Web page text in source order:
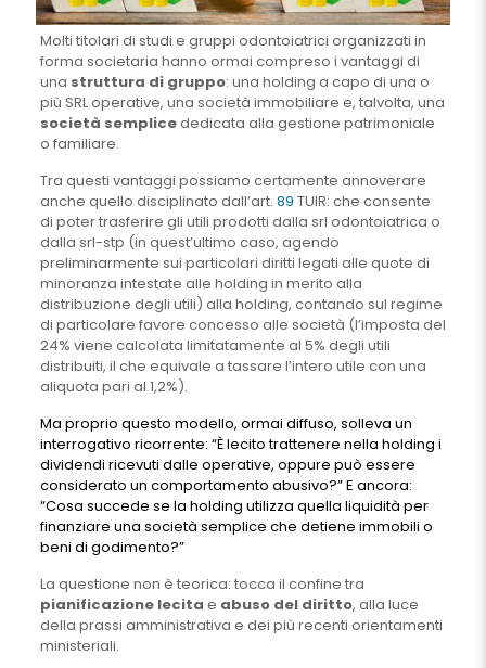
Molti titolari di studi e gruppi odontoiatrici organizzati in
forma societaria hanno ormai compreso i vantaggi di
una struttura di gruppo: una holding a capo di una o
più SRL operative, una società immobiliare e, talvolta, una
società semplicededicata alla gestione patrimoniale
o familiare.
Tra questi vantaggi possiamo certamente annoverare
anche quello disciplinato dall’art. 89 TUIR: che consente
di poter trasferire gli utili prodotti dalla srl odontoiatrica o
dalla srl-stp (in quest’ultimo caso, agendo
preliminarmente sui particolari diritti legati alle quote di
minoranza intestate alle holding in merito alla
distribuzione degli utili) alla holding, contando sul regime
di particolare favore concesso alle società (l’imposta del
24% viene calcolata limitatamente al 5% degli utili
distribuiti, il che equivale a tassare l’intero utile con una
aliquota pari al 1,2%).
Ma proprio questo modello, ormai diffuso, solleva un
interrogativo ricorrente: “È lecito trattenere nella holding i
dividendi ricevuti dalle operative, oppure può essere
considerato un comportamento abusivo?”E ancora:
“Cosa succede se la holding utilizza quella liquidità per
finanziare una società semplice che detiene immobili o
beni di godimento?”
La questione non è teorica: tocca il confine tra
pianificazione lecita e abuso del diritto, alla luce
della prassi amministrativa e dei più recenti orientamenti
ministeriali.